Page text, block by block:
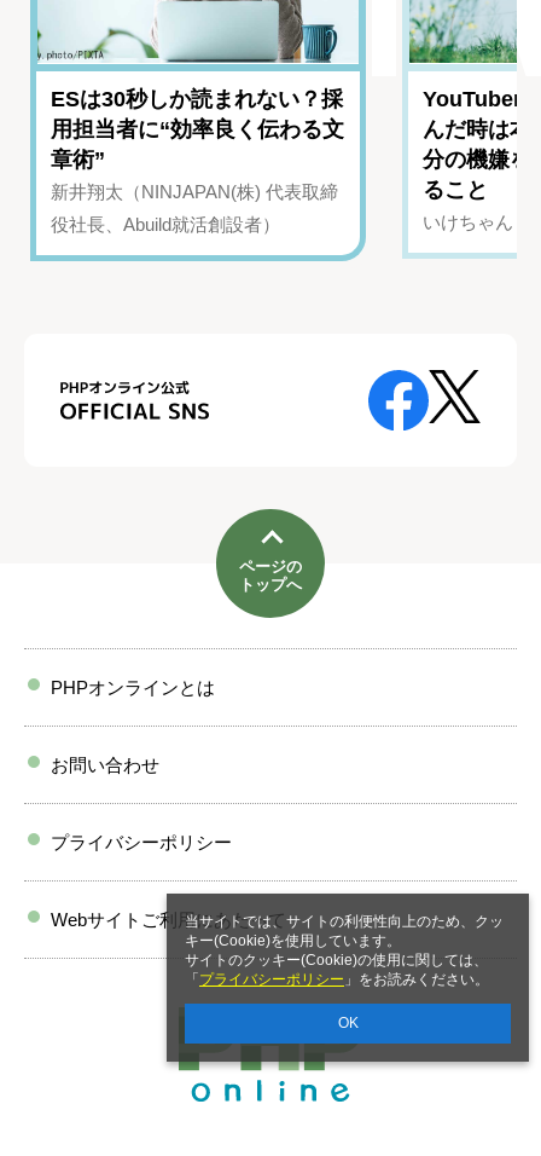
当サイトでは、サイトの利便性向上のため、クッ
キー(Cookie)を使用しています。
サイトのクッキー(Cookie)の使用に関しては、
「 プライバシーポリシー 」をお読みください。
OK
ESは30秒しか読まれない？採
用担当者に“効率良く伝わる文
章術”
新井翔太（NINJAPAN(株) 代表取締
役社長、Abuild就活創設者）
YouTuber
んだ時は
分の機嫌を
ること
いけちゃん（
ページの
トップへ
PHPオンラインとは
お問い合わせ
プライバシーポリシー
Webサイトご利用にあたって